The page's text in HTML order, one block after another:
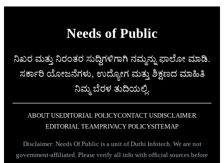
Needs of Public
ನಿಖರ ಮತ್ತು ನಿರಂತರ ಸುದ್ದಿಗಳಿಗಾಗಿ ನಮ್ಮನ್ನು ಫಾಲೋ ಮಾಡಿ.
ಸರ್ಕಾರಿ ಯೋಜನೆಗಳು, ಉದ್ಯೋಗ ಮತ್ತು ಶಿಕ್ಷಣದ ಮಾಹಿತಿ
ನಿಮ್ಮ ಬೆರಳ ತುದಿಯಲ್ಲಿ.
ABOUT USEDITORIAL POLICYCONTACT USDISCLAIMER
EDITORIAL TEAMPRIVACY POLICYSITEMAP
Disclaimer: Needs Of Public is a unit of Duthi Infotech. We are not
government-affiliated. Please verify all info with official sources before